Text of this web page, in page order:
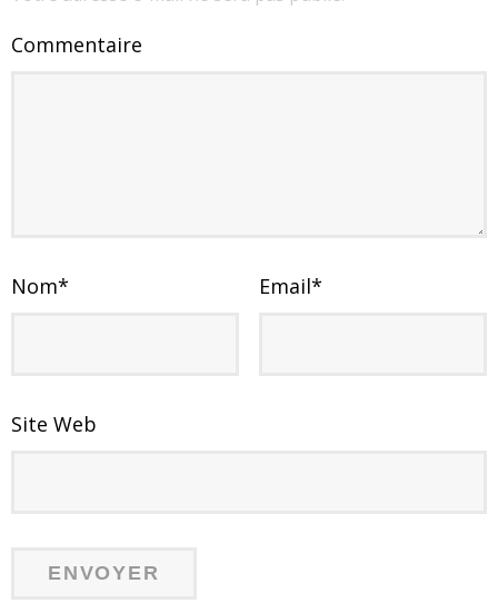
Commentaire
Nom* Email*
Site Web